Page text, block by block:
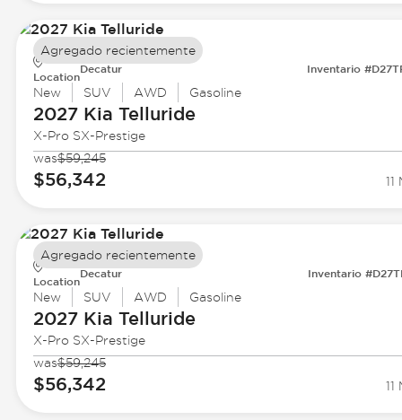
Location
Decatur Inventario
New SUV AWD Gasoline
2027 Kia Telluride
X-Pro SX-Prestige
was$59,245
$56,342 11
Agregado recientemente
Location
Decatur Inventario
New SUV AWD Gasoline
2027 Kia Telluride
X-Pro SX-Prestige
was$59,245
$56,342 11
Agregado recientemente